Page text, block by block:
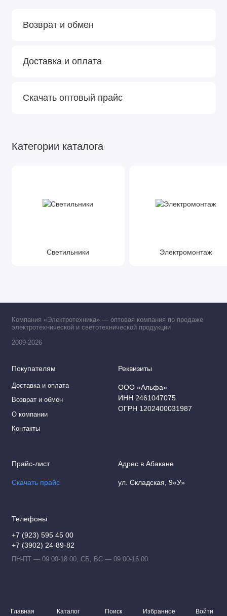
Главная Каталог Поиск Избранное Войти
Возврат и обмен
Доставка и оплата
Скачать оптовый прайс
Категории каталога
Светильники Электромонтаж
Компания «Электротехника» — оптовая компания по продаже
электротехнической и светотехнической продукции
2009-2026
Покупателям
Доставка и оплата
Возврат и обмен
О компании
Контакты
Реквизиты
ООО «Альфа»
ИНН 2461047075
ОГРН 1202400031987
Прайс-лист
Скачать прайс
Адрес в Абакане
ул. Складская, 9«У»
Телефоны
+7 (923) 595 45 00
+7 (3902) 24-89-82
ПН-ПТ — 09:00-18:00, СБ, ВС — 09:00-16:00